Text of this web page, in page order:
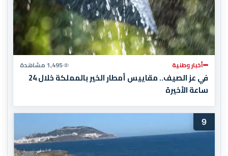
أخبار وطنية 1,495 مشاهدة
في عز الصيف.. مقاييس أمطار الخير بالمملكة خلال 24
ساعة الأخيرة
9